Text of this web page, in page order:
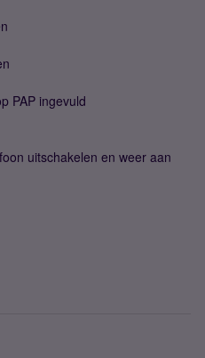
PAP ingevuld
uitschakelen en weer aan